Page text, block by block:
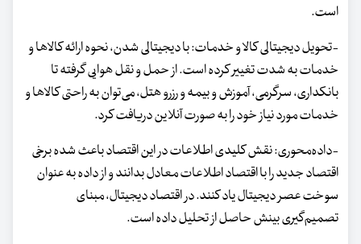
است.
-تحویل دیجیتالی کالا و خدمات: با دیجیتالی شدن، نحوه ارائه کالاها و
خدمات به شدت تغییر کرده است. از حمل و نقل هوایی گرفته تا
بانکداری، سرگرمی، آموزش و بیمه و رزرو هتل، می‌توان به راحتی کالاها و
خدمات مورد نیاز خود را به صورت آنلاین دریافت کرد.
-داده‌‌محوری: نقش کلیدی اطلاعات در این اقتصاد باعث شده برخی
اقتصاد جدید را با اقتصاد اطلاعات معادل بدانند و از داده به عنوان
سوخت عصر دیجیتال یاد کنند. در اقتصاد دیجیتال، مبنای
تصمیم‌گیری بینش حاصل از تحلیل داده است.